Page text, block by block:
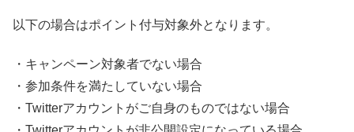
以下の場合はポイント付与対象外となります。
・キャンペーン対象者でない場合
・参加条件を満たしていない場合
・Twitterアカウントがご自身のものではない場合